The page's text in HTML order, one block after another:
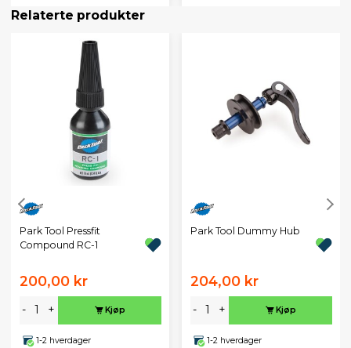
Relaterte produkter
Park Tool Pressfit
Compound RC-1
200,00 kr
- + Kjøp
1-2 hverdager
Park Tool Dummy Hub
204,00 kr
- + Kjøp
1-2 hverdager